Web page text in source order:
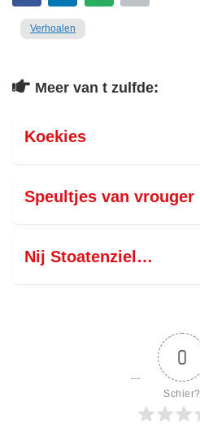
Verhoalen
Meer van t zulfde:
Koekies
Speultjes van vrouger
Nij Stoatenziel…
0
Schier?